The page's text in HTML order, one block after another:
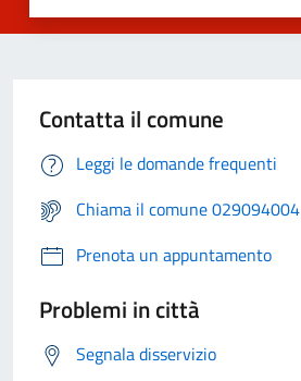
Contatta il comune
Leggi le domande frequenti
Chiama il comune 029094004
Prenota un appuntamento
Problemi in città
Segnala disservizio